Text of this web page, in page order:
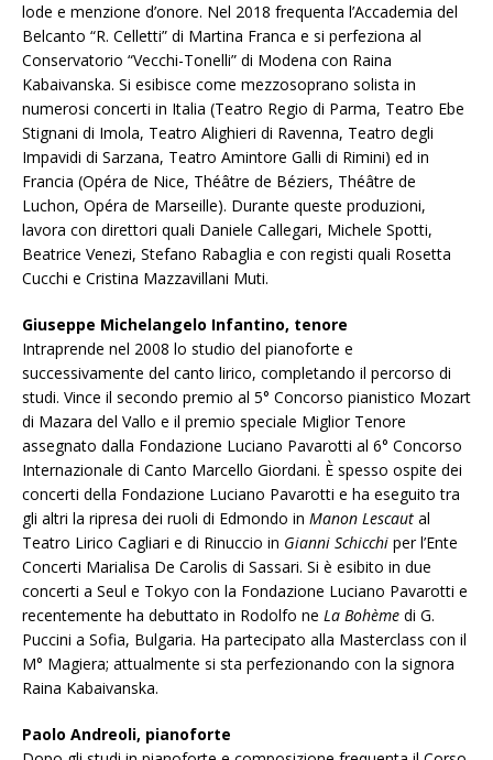
lode e menzione d’onore. Nel 2018 frequenta l’Accademia del
Belcanto “R. Celletti” di Martina Franca e si perfeziona al
Conservatorio “Vecchi-Tonelli” di Modena con Raina
Kabaivanska. Si esibisce come mezzosoprano solista in
numerosi concerti in Italia (Teatro Regio di Parma, Teatro Ebe
Stignani di Imola, Teatro Alighieri di Ravenna, Teatro degli
Impavidi di Sarzana, Teatro Amintore Galli di Rimini) ed in
Francia (Opéra de Nice, Théâtre de Béziers, Théâtre de
Luchon, Opéra de Marseille). Durante queste produzioni,
lavora con direttori quali Daniele Callegari, Michele Spotti,
Beatrice Venezi, Stefano Rabaglia e con registi quali Rosetta
Cucchi e Cristina Mazzavillani Muti.
Giuseppe Michelangelo Infantino, tenore
Intraprende nel 2008 lo studio del pianoforte e
successivamente del canto lirico, completando il percorso di
studi. Vince il secondo premio al 5° Concorso pianistico Mozart
di Mazara del Vallo e il premio speciale Miglior Tenore
assegnato dalla Fondazione Luciano Pavarotti al 6° Concorso
Internazionale di Canto Marcello Giordani. È spesso ospite dei
concerti della Fondazione Luciano Pavarotti e ha eseguito tra
gli altri la ripresa dei ruoli di Edmondo in Manon Lescaut al
Teatro Lirico Cagliari e di Rinuccio in Gianni Schicchi per l’Ente
Concerti Marialisa De Carolis di Sassari. Si è esibito in due
concerti a Seul e Tokyo con la Fondazione Luciano Pavarotti e
recentemente ha debuttato in Rodolfo ne La Bohème di G.
Puccini a Sofia, Bulgaria. Ha partecipato alla Masterclass con il
M° Magiera; attualmente si sta perfezionando con la signora
Raina Kabaivanska.
Paolo Andreoli, pianoforte